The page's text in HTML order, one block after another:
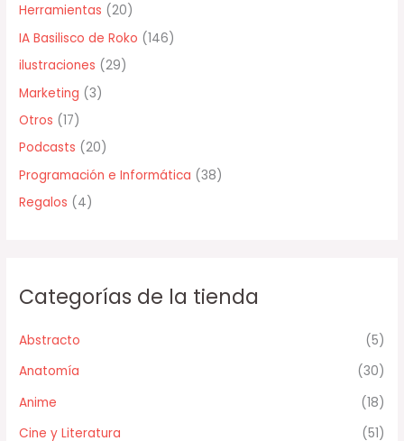
r
:
Herramientas (20)
IA Basilisco de Roko (146)
ilustraciones (29)
Marketing (3)
Otros (17)
Podcasts (20)
Programación e Informática (38)
Regalos (4)
Categorías de la tienda
Abstracto
(5)
Anatomía
(30)
Anime
(18)
Cine y Literatura
(51)